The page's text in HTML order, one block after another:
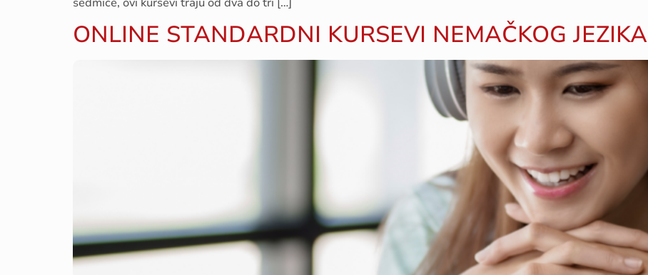
ONLINE STANDARDNI KURSEVI NEMAČKOG JEZIKA